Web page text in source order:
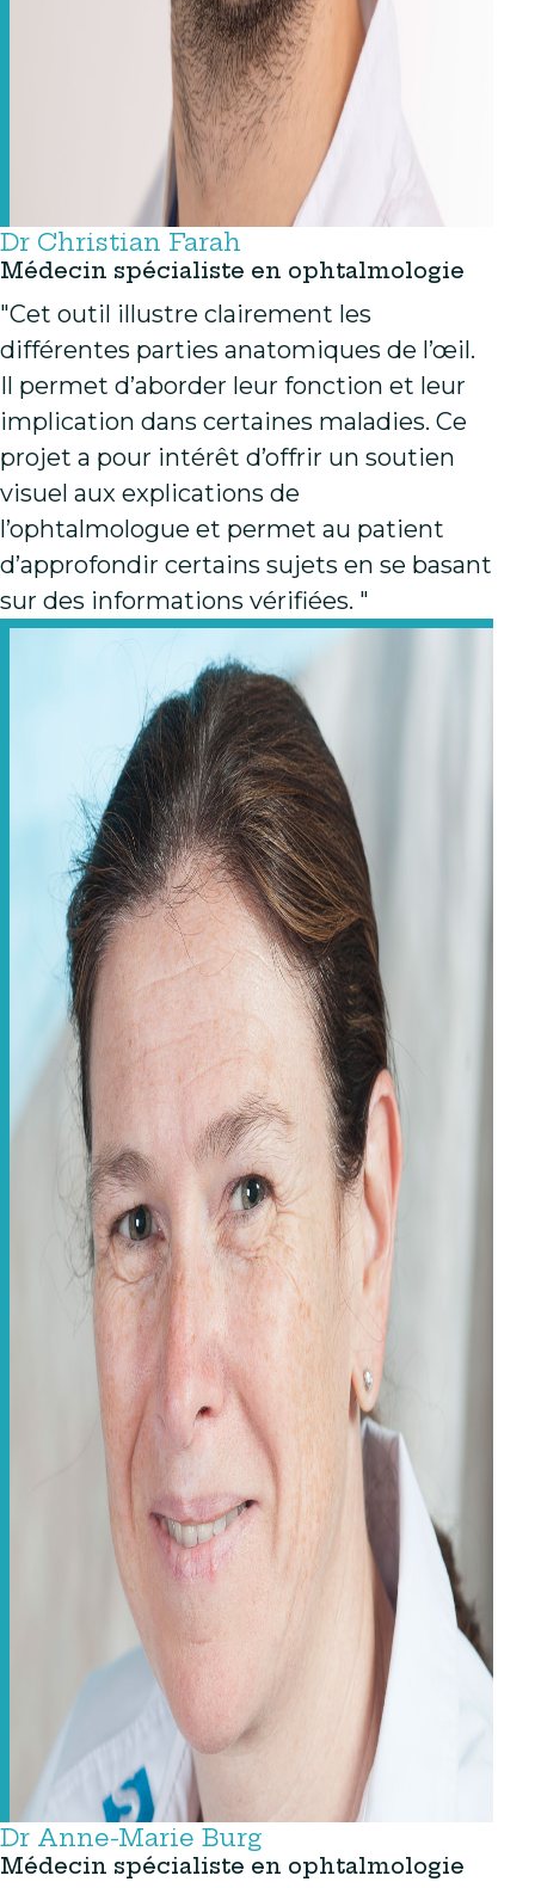
Dr Christian Farah
Médecin spécialiste en ophtalmologie
"Cet outil illustre clairement les
différentes parties anatomiques de l’œil.
Il permet d’aborder leur fonction et leur
implication dans certaines maladies. Ce
projet a pour intérêt d’offrir un soutien
visuel aux explications de
l’ophtalmologue et permet au patient
d’approfondir certains sujets en se basant
sur des informations vérifiées. "
Dr Anne-Marie Burg
Médecin spécialiste en ophtalmologie